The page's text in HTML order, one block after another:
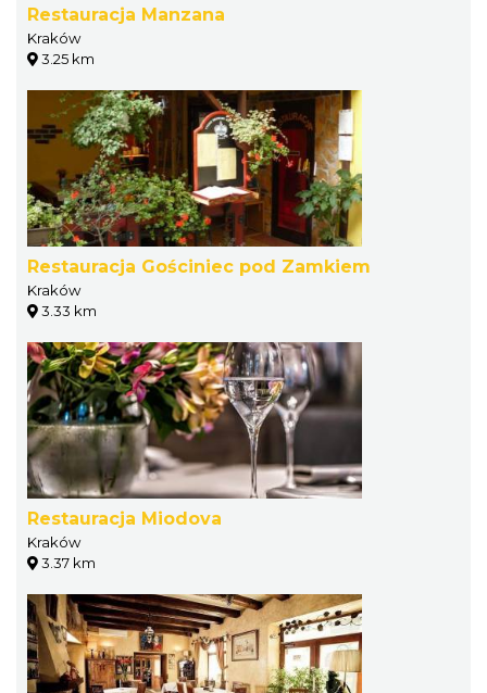
Restauracja Manzana
Kraków
3.25 km
Restauracja Gościniec pod Zamkiem
Kraków
3.33 km
Restauracja Miodova
Kraków
3.37 km